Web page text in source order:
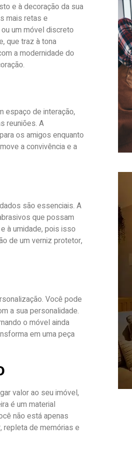
e à decoração da sua
mais retas e
um móvel discreto
que traz à tona
a modernidade do
espaço de interação,
reuniões. A
os amigos enquanto
a convivência e a
são essenciais. A
que possam
à umidade, pois isso
de um verniz protetor,
Você pode
a sua personalidade.
o móvel ainda
em uma peça
valor ao seu imóvel,
é um material
não está apenas
repleta de memórias e